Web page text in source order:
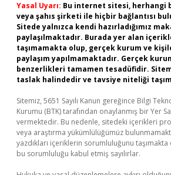
Yasal Uyarı: Bu internet sitesi, herhangi
veya şahıs şirketi ile hiçbir bağlantısı
Sitede yalnızca kendi hazırladığımız
paylaşılmaktadır. Burada yer alan
taşımamakta olup, gerçek kurum ve
paylaşım yapılmamaktadır. Gerçek
benzerlikleri tamamen tesadüfidir.
taslak halindedir ve tavsiye niteliği
Sitemiz, 5651 Sayılı Kanun gereğince Bilgi
Kurumu (BTK) tarafından onaylanmış bir Yer
vermektedir. Bu nedenle, sitedeki içerikleri
veya araştırma yükümlülüğümüz
yazdıkları içeriklerin sorumluluğunu
bu sorumluluğu kabul etmiş sayılırlar.